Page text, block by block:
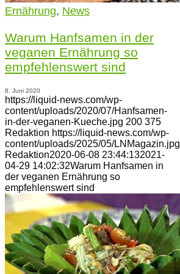
Ernährung, News
Warum Hanfsamen in der
veganen Ernährung so
empfehlenswert sind
8. Juni 2020
https://liquid-news.com/wp-
content/uploads/2020/07/Hanfsamen-
in-der-veganen-Kueche.jpg 200 375
Redaktion https://liquid-news.com/wp-
content/uploads/2025/05/LNMagazin.jpg
Redaktion2020-06-08 23:44:132021-
04-29 14:02:32Warum Hanfsamen in
der veganen Ernährung so
empfehlenswert sind